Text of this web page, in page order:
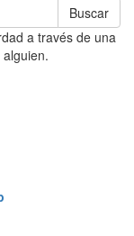
Buscar
a través de una